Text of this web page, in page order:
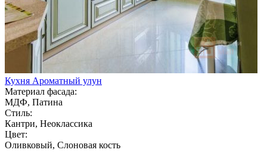
Кухня Ароматный улун
Материал фасада:
МДФ, Патина
Стиль:
Кантри, Неоклассика
Цвет:
Оливковый, Слоновая кость